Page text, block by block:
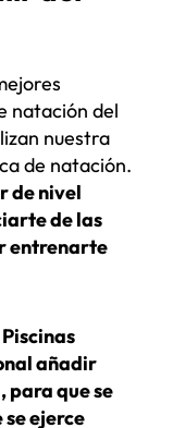
natación del
nuestra
de natación.
de nivel
de las
entrenarte
añadir
para que se
ejerce